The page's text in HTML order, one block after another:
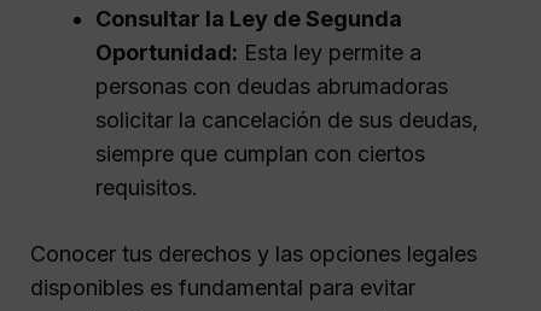
Consultar la Ley de Segunda
Oportunidad: Esta ley permite a
personas con deudas abrumadoras
solicitar la cancelación de sus deudas,
siempre que cumplan con ciertos
requisitos.
Conocer tus derechos y las opciones legales
disponibles es fundamental para evitar